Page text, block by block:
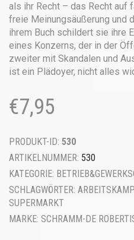
als ihr Recht – das Recht auf
freie Meinungsäußerung und
ihrem Buch schildert sie ihre
eines Konzerns, der in der
zweiter mit Skandalen und
ist ein Plädoyer, nicht alles
€7,95
PRODUKT-ID: 530
ARTIKELNUMMER: 530
KATEGORIE:
SCHLAGWÖRTER:
SUPERMARKT
MARKE: SCHRAMM-DE